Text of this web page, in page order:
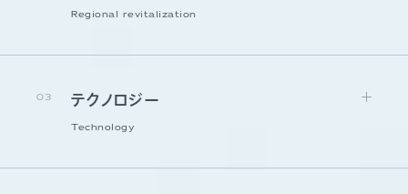
Regional revitalization
03 テクノロジー
Technology